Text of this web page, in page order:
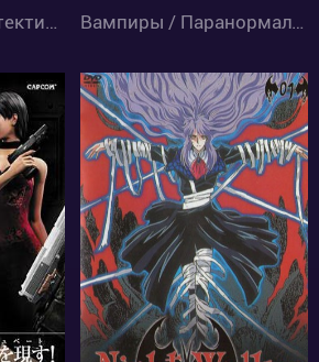
Апокалипсис / Детектив / Драма / Комедия / Ужасы / Аниме Вампиры / Паранормальное / Экшен / Комедия / Приключения / Сёнэн / Ужасы / Фантастика / Фэнтези / Аниме
6642
0 3